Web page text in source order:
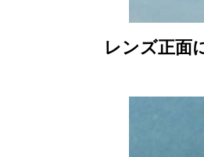
レンズ正面